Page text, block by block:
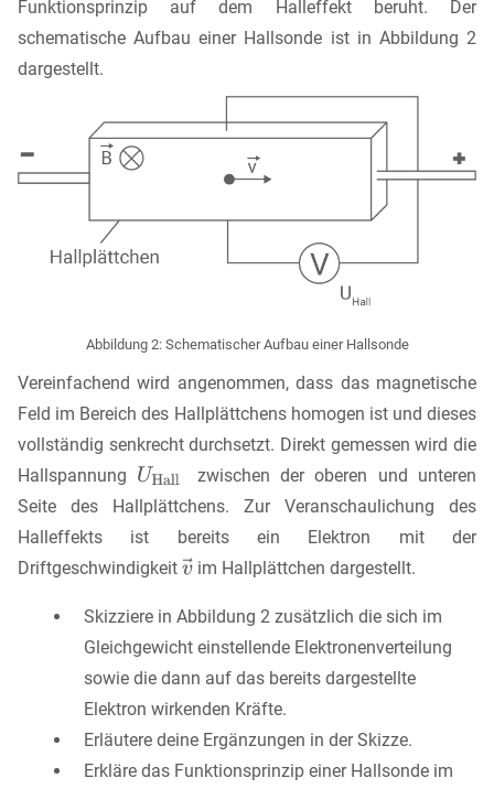
Funktionsprinzip auf dem Halleffekt beruht. Der
schematische Aufbau einer Hallsonde ist in Abbildung 2
dargestellt.
Abbildung 2: Schematischer Aufbau einer Hallsonde
Vereinfachend wird angenommen, dass das magnetische
Feld im Bereich des Hallplättchens homogen ist und dieses
vollständig senkrecht durchsetzt. Direkt gemessen wird die
Hallspannung
zwischen der oberen und unteren
Seite des Hallplättchens. Zur Veranschaulichung des
Halleffekts ist bereits ein Elektron mit der
Driftgeschwindigkeit
im Hallplättchen dargestellt.
Skizziere in Abbildung 2 zusätzlich die sich im
Gleichgewicht einstellende Elektronenverteilung
sowie die dann auf das bereits dargestellte
Elektron wirkenden Kräfte.
Erläutere deine Ergänzungen in der Skizze.
Erkläre das Funktionsprinzip einer Hallsonde im